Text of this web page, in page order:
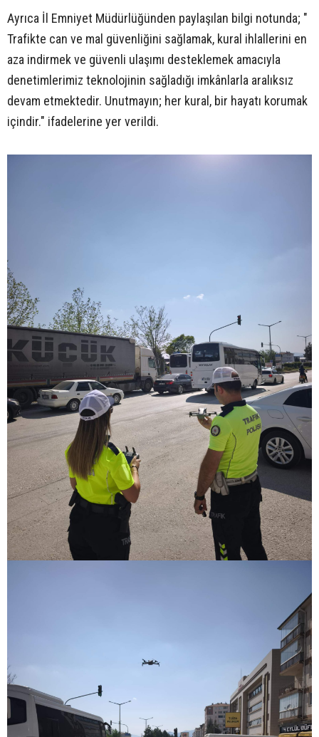
Ayrıca İl Emniyet Müdürlüğünden paylaşılan bilgi notunda; "
Trafikte can ve mal güvenliğini sağlamak, kural ihlallerini en
aza indirmek ve güvenli ulaşımı desteklemek amacıyla
denetimlerimiz teknolojinin sağladığı imkânlarla aralıksız
devam etmektedir. Unutmayın; her kural, bir hayatı korumak
içindir." ifadelerine yer verildi.